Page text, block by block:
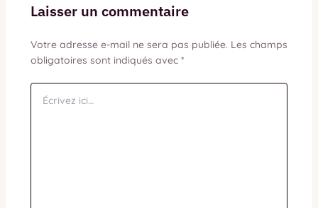
Laisser un commentaire
Votre adresse e-mail ne sera pas publiée. Les champs
obligatoires sont indiqués avec *
Écrivez
ici…